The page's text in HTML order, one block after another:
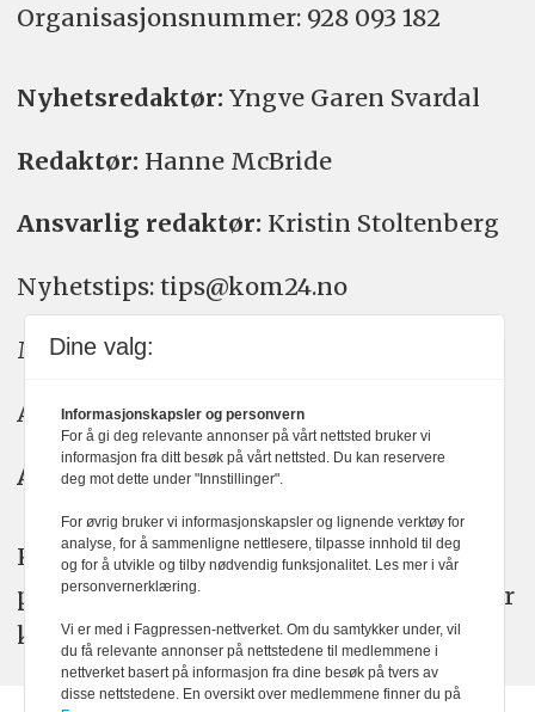
Organisasjons­nummer: 928 093 182
Nyhetsredaktør: Yngve Garen Svardal
Redaktør: Hanne McBride
Ansvarlig redaktør: Kristin Stoltenberg
Nyhetstips: tips@kom24.no
Meninger: meninger@kom24.no
Annonse: annonse@watchmedia.no
Abonnement:kom24@watchmedia.no
KOM24 arbeider etter Vær Varsom-
plakatens regler for god presseskikk. Her
kan du lese mer omPFUsarbeid.
Dine valg:
Informasjonskapsler og personvern
For å gi deg relevante annonser på vårt nettsted bruker vi
informasjon fra ditt besøk på vårt nettsted. Du kan reservere
deg mot dette under "Innstillinger".
For øvrig bruker vi informasjonskapsler og lignende verktøy for
analyse, for å sammenligne nettlesere, tilpasse innhold til deg
og for å utvikle og tilby nødvendig funksjonalitet. Les mer i vår
personvernerklæring.
Vi er med i Fagpressen-nettverket. Om du samtykker under, vil
du få relevante annonser på nettstedene til medlemmene i
nettverket basert på informasjon fra dine besøk på tvers av
disse nettstedene. En oversikt over medlemmene finner du på